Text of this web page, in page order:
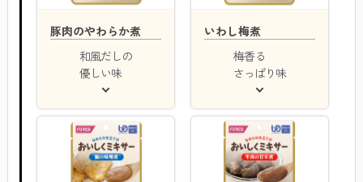
豚肉のやわらか煮
和風だしの
優しい味
いわし梅煮
梅香る
さっぱり味